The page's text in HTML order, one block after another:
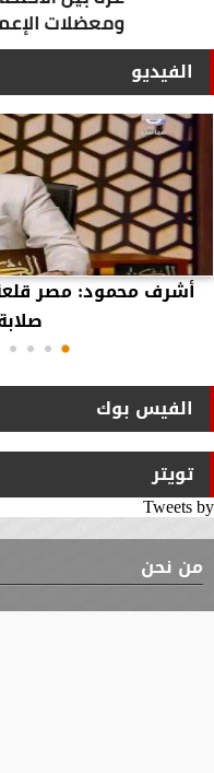
الفيديو
أشرف محمود: مصر قلعة
الفيس بوك
تويتر
Tweets by
من نحن